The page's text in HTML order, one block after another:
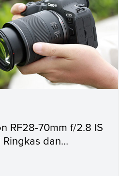
RF28-70mm f/2.8 IS
Ringkas dan
Hasil Foto yang